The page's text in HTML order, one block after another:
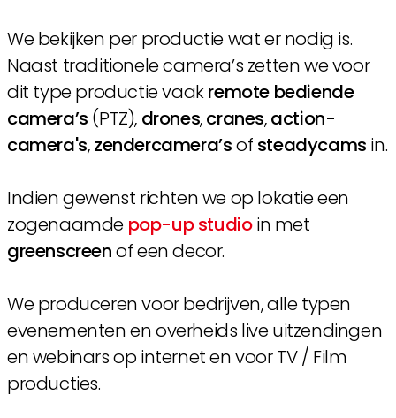
We bekijken per productie wat er nodig is.
Naast traditionele camera’s zetten we voor
dit type productie vaakremote bediende
camera’s (PTZ), drones,cranes,action-
camera's,zendercamera’sof steadycams in.
Indien gewenst richten we op lokatie een
zogenaamde pop-up studioin met
greenscreenof een decor.
We produceren voor bedrijven, alle typen
evenementen en overheids live uitzendingen
en webinars op internet en voor TV / Film
producties.